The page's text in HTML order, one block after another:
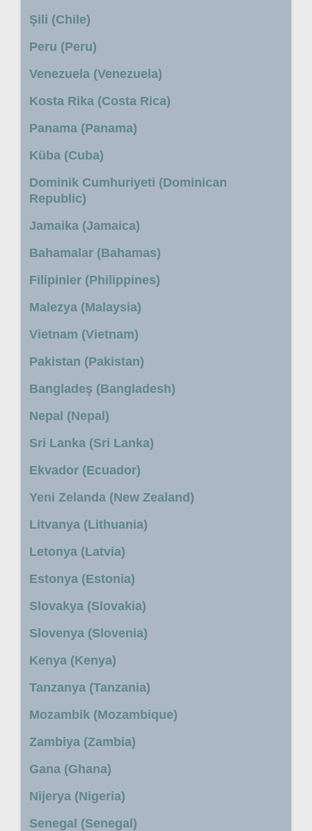
Şili (Chile)
Peru (Peru)
Venezuela (Venezuela)
Kosta Rika (Costa Rica)
Panama (Panama)
Küba (Cuba)
Dominik Cumhuriyeti (Dominican
Republic)
Jamaika (Jamaica)
Bahamalar (Bahamas)
Filipinler (Philippines)
Malezya (Malaysia)
Vietnam (Vietnam)
Pakistan (Pakistan)
Bangladeş (Bangladesh)
Nepal (Nepal)
Sri Lanka (Sri Lanka)
Ekvador (Ecuador)
Yeni Zelanda (New Zealand)
Litvanya (Lithuania)
Letonya (Latvia)
Estonya (Estonia)
Slovakya (Slovakia)
Slovenya (Slovenia)
Kenya (Kenya)
Tanzanya (Tanzania)
Mozambik (Mozambique)
Zambiya (Zambia)
Gana (Ghana)
Nijerya (Nigeria)
Senegal (Senegal)